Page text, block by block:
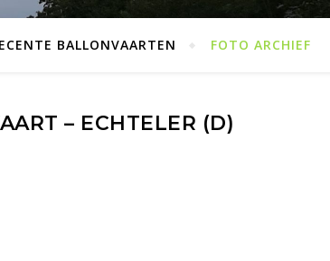
BALLONVAARTEN FOTO ARCHIEF
– ECHTELER (D)